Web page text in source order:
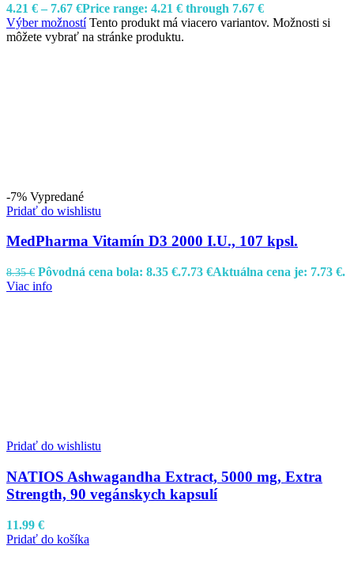
4.21 € – 7.67 €Price range: 4.21 € through 7.67 €
Výber možností Tento produkt má viacero variantov. Možnosti si
môžete vybrať na stránke produktu.
-7% Vypredané
Pridať do wishlistu
MedPharma Vitamín D3 2000 I.U., 107 kpsl.
8.35€ Pôvodná cena bola: 8.35 €.7.73 €Aktuálna cena je: 7.73 €.
Viac info
Pridať do wishlistu
NATIOS Ashwagandha Extract, 5000 mg, Extra
Strength, 90 vegánskych kapsulí
11.99 €
Pridať do košíka